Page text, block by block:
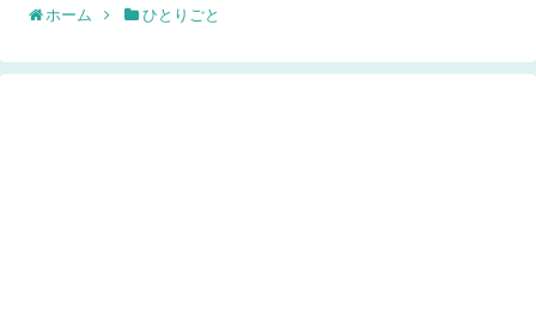
ホーム ひとりごと